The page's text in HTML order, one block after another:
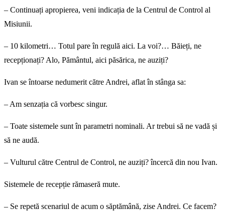
– Continuați apropierea, veni indicația de la Centrul de Control al
Misiunii.
– 10 kilometri… Totul pare în regulă aici. La voi?… Băieți, ne
recepționați? Alo, Pământul, aici păsărica, ne auziți?
Ivan se întoarse nedumerit către Andrei, aflat în stânga sa:
– Am senzația că vorbesc singur.
– Toate sistemele sunt în parametri nominali. Ar trebui să ne vadă și
să ne audă.
– Vulturul către Centrul de Control, ne auziți? încercă din nou Ivan.
Sistemele de recepție rămaseră mute.
– Se repetă scenariul de acum o săptămână, zise Andrei. Ce facem?